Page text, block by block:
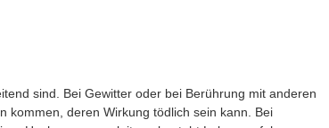
sind. Bei Gewitter oder bei Berührung mit anderen
kommen, deren Wirkung tödlich sein kann. Bei